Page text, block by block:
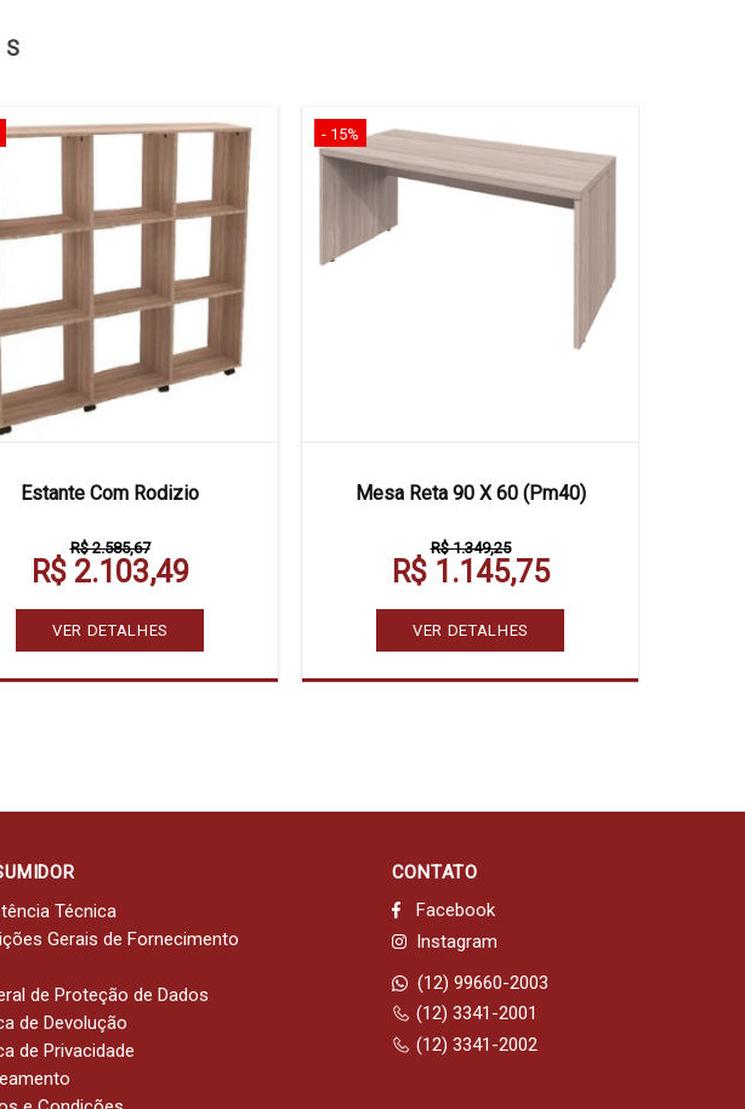
Estante Com Rodizio
R$ 2.585,67
R$ 2.103,49
VER DETALHES
- 15%
Mesa Reta 90 X 60 (Pm40)
R$ 1.349,25
R$ 1.145,75
VER DETALHES
Técnica
Gerais de Fornecimento
de Proteção de Dados
de Devolução
de Privacidade
CONTATO
Facebook
Instagram
(12) 99660-2003
(12) 3341-2001
(12) 3341-2002